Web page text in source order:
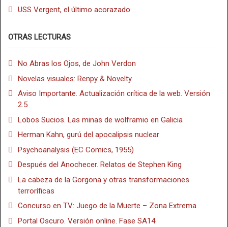
USS Vergent, el último acorazado
OTRAS LECTURAS
No Abras los Ojos, de John Verdon
Novelas visuales: Renpy & Novelty
Aviso Importante. Actualización crítica de la web. Versión
2.5
Lobos Sucios. Las minas de wolframio en Galicia
Herman Kahn, gurú del apocalipsis nuclear
Psychoanalysis (EC Comics, 1955)
Después del Anochecer. Relatos de Stephen King
La cabeza de la Gorgona y otras transformaciones
terroríficas
Concurso en TV: Juego de la Muerte – Zona Extrema
Portal Oscuro. Versión online. Fase SA14